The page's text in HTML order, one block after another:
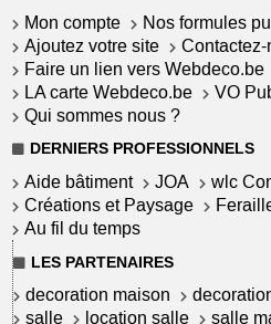
Mon compte
Nos formules
Ajoutez votre site
Faire un lien vers Webdeco.be
LA carte Webdeco.be
VO
Qui sommes nous ?
DERNIERS PROFESSIONNELS
Aide bâtiment JOA wlc
Créations et Paysage
Au fil du temps
LES PARTENAIRES
decoration maison
salle
location salle salle